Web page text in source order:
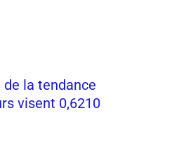
de la tendance
visent 0,6210